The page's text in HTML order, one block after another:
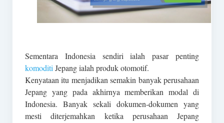
Sementara Indonesia sendiri ialah pasar penting
komoditi Jepang ialah produk otomotif.
Kenyataan itu menjadikan semakin banyak perusahaan
Jepang yang pada akhirnya memberikan modal di
Indonesia. Banyak sekali dokumen-dokumen yang
mesti diterjemahkan ketika perusahaan Jepang